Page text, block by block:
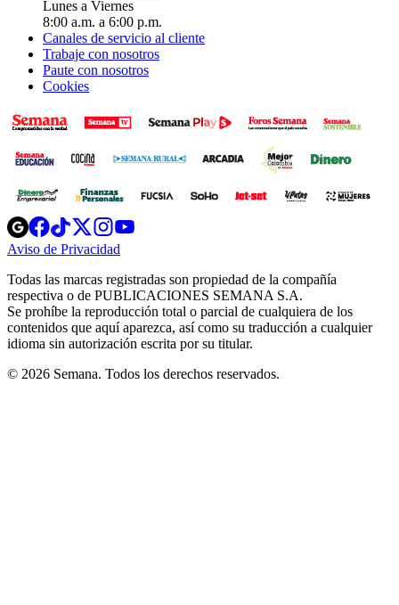
Lunes a Viernes
8:00 a.m. a 6:00 p.m.
Canales de servicio al cliente
Trabaje con nosotros
Paute con nosotros
Cookies
Opens
in
new
Opens
in
new
Opens
in
new
window
Opens
new
windowwindow
Aviso de Privacidad
new
window
Todas las marcas registradas son propiedad de la compañía
respectiva o de PUBLICACIONES SEMANA S.A.
Se prohíbe la reproducción total o parcial de cualquiera de los
contenidos que aquí aparezca, así como su traducción a cualquier
idioma sin autorización escrita por su titular.
© 2026 Semana. Todos los derechos reservados.